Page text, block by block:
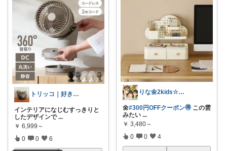
トリッコ｜好きな雑貨・インテリア
インテリアになじむすっきりと
したデザインで ...
￥ 6,999～
0 0 6
りな🌼2kids☆毎日をちょっと快適に
🌼#300円OFFクーポン🉐 この雲
みたい ...
￥ 3,480～
0 0 4